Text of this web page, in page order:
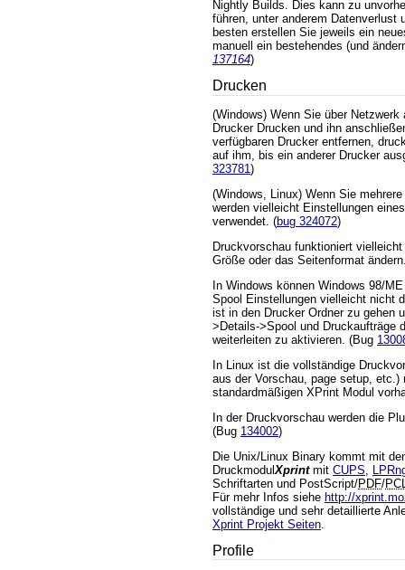
Nightly Builds. Dies kann zu
führen, unter anderem Datenverlust
besten erstellen Sie jeweils ein
manuell ein bestehendes (und
137164)
Drucken
(Windows) Wenn Sie über Netzwerk
Drucker Drucken und ihn
verfügbaren Drucker entfernen,
auf ihm, bis ein anderer Drucker
323781)
(Windows, Linux) Wenn Sie
werden vielleicht Einstellungen
verwendet. (bug 324072)
Druckvorschau funktioniert
Größe oder das Seitenformat
In Windows können Windows 98/
Spool Einstellungen vielleicht nicht
ist in den Drucker Ordner zu gehen
>Details->Spool und Druckaufträge
weiterleiten zu aktivieren. (Bug
In Linux ist die vollständige
aus der Vorschau, page setup, etc.)
standardmäßigen XPrint Modul
In der Druckvorschau werden die
(Bug 134002)
Die Unix/Linux Binary kommt mit
DruckmodulXprintmit CUPS
Schriftarten und PostScript/PDF/
Für mehr Infos siehe http://
vollständige und sehr detaillierte
Xprint Projekt Seiten
Profile